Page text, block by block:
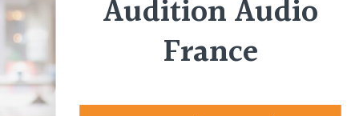
Audition Audio
France